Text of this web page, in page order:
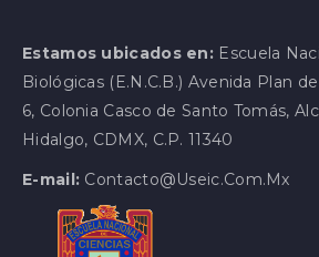
Estamos ubicados en: Escuela
Biológicas (E.N.C.B.) Avenida Plan
6, Colonia Casco de Santo Tomás,
Hidalgo, CDMX, C.P. 11340
E-mail: Contacto@useic.com.mx